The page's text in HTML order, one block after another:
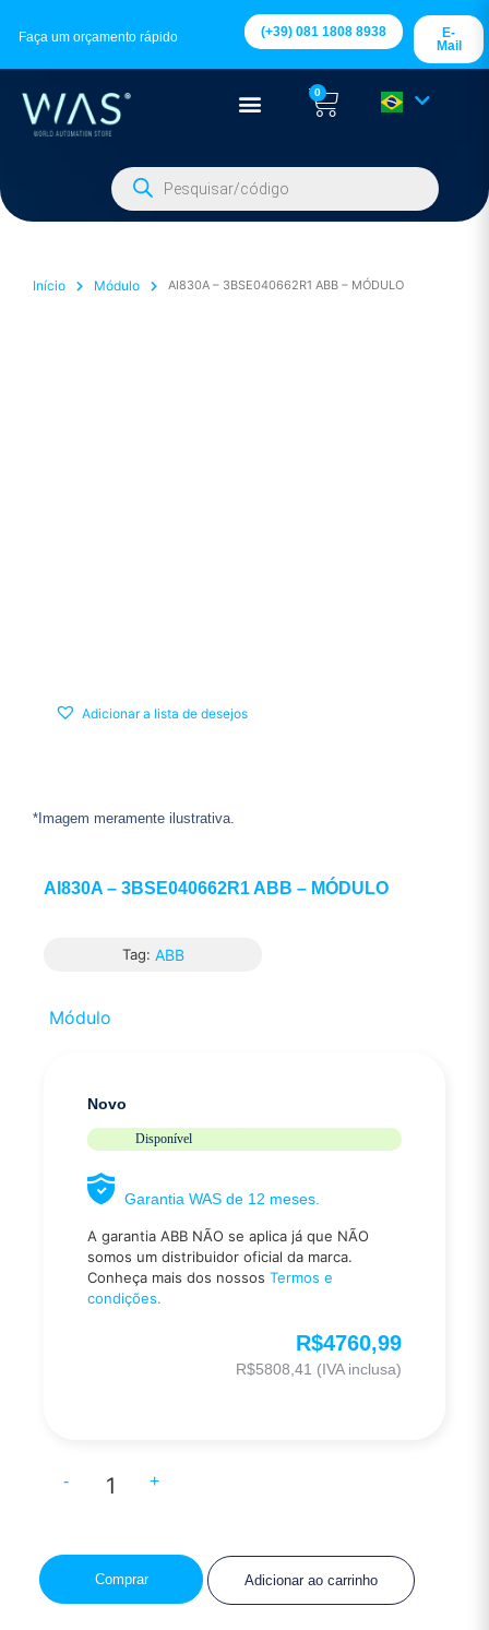
Faça um orçamento rápido (+39) 081 1808 8938
E-
Mail
0
Início Módulo AI830A – 3BSE040662R1 ABB – MÓDULO
Adicionar a lista de desejos
*Imagem meramente ilustrativa.
AI830A – 3BSE040662R1 ABB – MÓDULO
Tag: ABB
Módulo
Novo
Disponível
Garantia WAS de 12 meses.
A garantia ABB NÃO se aplica já que NÃO
somos um distribuidor oficial da marca.
Conheça mais dos nossos Termos e
condições.
R$4760,99
R$5808,41 (IVA inclusa)
- +
Adicionar ao carrinho
Comprar